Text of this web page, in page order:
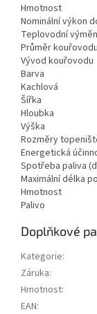
Hmotnost
Nominální výkon
Teplovodní
Průměr kouřovodu
Vývod kouřovodu
Barva
Kachlová
Šířka
Hloubka
Výška
Rozměry
Energetická
Spotřeba paliva
Maximální délka
Hmotnost
Palivo
Doplňkové
Kategorie:
Záruka:
Hmotnost:
EAN: